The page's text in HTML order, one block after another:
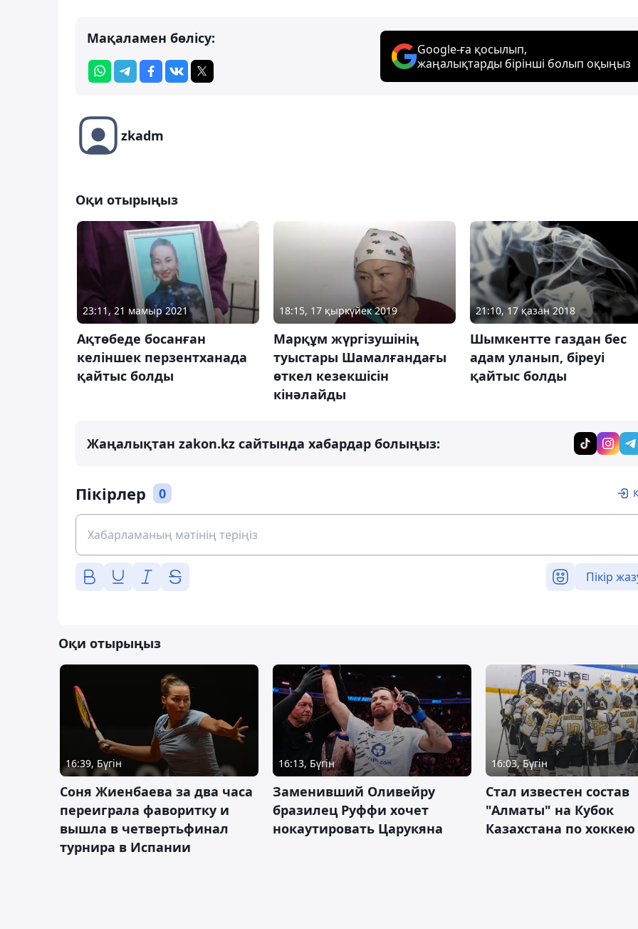
Мақаламен бөлісу:
Google-ға қосылып,
жаңалықтарды бірінші болып оқыңыз
zkadm
Оқи отырыңыз
23:11, 21 мамыр 2021
Ақтөбеде босанған
келіншек перзентханада
қайтыс болды
18:15, 17 қыркүйек 2019
Марқұм жүргізушінің
туыстары Шамалғандағы
өткел кезекшісін
кінәлайды
21:10, 17 қазан 2018
Шымкентте газдан бес
адам уланып, біреуі
қайтыс болды
Жаңалықтан zakon.kz сайтында хабардар болыңыз:
Пікірлер 0
Пікір
Оқи отырыңыз
16:39, Бүгін
Соня Жиенбаева за два часа
переиграла фаворитку и
вышла в четвертьфинал
турнира в Испании
16:13, Бүгін
Заменивший Оливейру
бразилец Руффи хочет
нокаутировать Царукяна
16:03, Бүгін
Стал известен состав
"Алматы" на Кубок
Казахстана по хоккею